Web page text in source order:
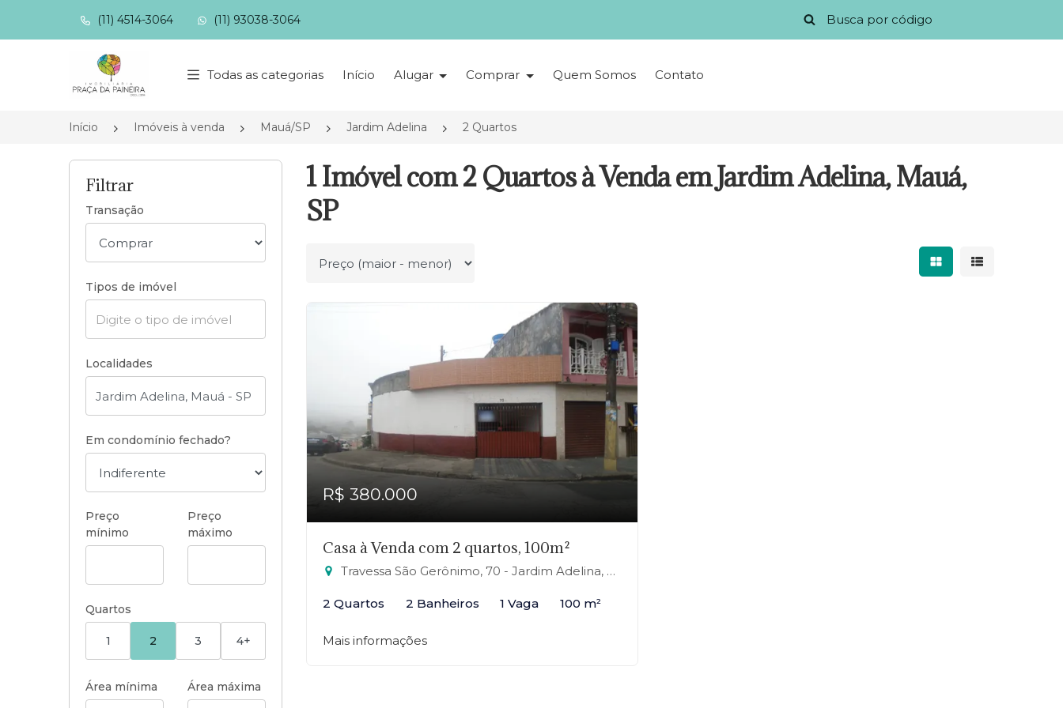
(11) 4514-3064 (11) 93038-3064
Página inicial
Todas as categorias Início Alugar Comprar Quem Somos Contato
Início Imóveis à venda Mauá/SP Jardim Adelina 2 Quartos
Filtrar
Transação
Tipos de imóvel
Localidades
Em condomínio fechado?
Preço
mínimo
Preço
máximo
Quartos
1 2 3 4+
Área mínima Área máxima
1 Imóvel com 2 Quartos à Venda em Jardim Adelina, Mauá,
SP
Ordenar por Mostrar resultados
Mostrar
R$ 380.000
Casa à Venda com 2 quartos, 100m²
Travessa São Gerônimo, 70 - Jardim Adelina, Mauá-SP
2 Quartos 2 Banheiros 1 Vaga 100 m²
Mais informações